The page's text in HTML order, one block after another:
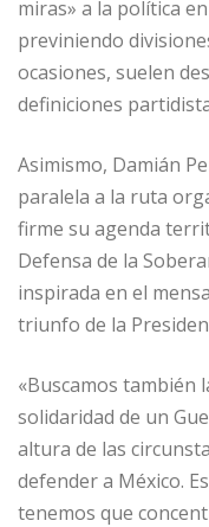
miras» a la política
previniendo
ocasiones, suelen
definiciones
Asimismo, Damián
paralela a la ruta
firme su agenda
Defensa de la
inspirada en el
triunfo de la
«Buscamos también
solidaridad de un
altura de las
defender a México.
tenemos que